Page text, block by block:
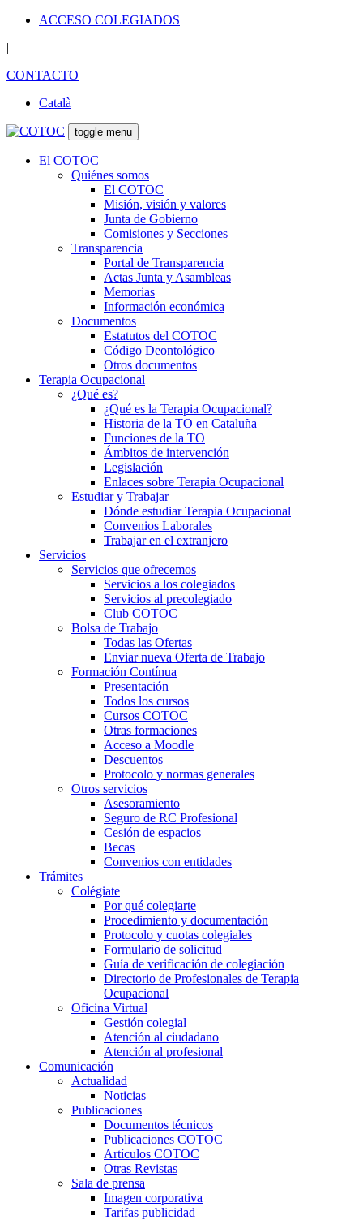
ACCESO COLEGIADOS
|
CONTACTO |
Català
toggle menu
El COTOC
Quiénes somos
El COTOC
Misión, visión y valores
Junta de Gobierno
Comisiones y Secciones
Transparencia
Portal de Transparencia
Actas Junta y Asambleas
Memorias
Información económica
Documentos
Estatutos del COTOC
Código Deontológico
Otros documentos
Terapia Ocupacional
¿Qué es?
¿Qué es la Terapia Ocupacional?
Historia de la TO en Cataluña
Funciones de la TO
Ámbitos de intervención
Legislación
Enlaces sobre Terapia Ocupacional
Estudiar y Trabajar
Dónde estudiar Terapia Ocupacional
Convenios Laborales
Trabajar en el extranjero
Servicios
Servicios que ofrecemos
Servicios a los colegiados
Servicios al precolegiado
Club COTOC
Bolsa de Trabajo
Todas las Ofertas
Enviar nueva Oferta de Trabajo
Formación Contínua
Presentación
Todos los cursos
Cursos COTOC
Otras formaciones
Acceso a Moodle
Descuentos
Protocolo y normas generales
Otros servicios
Asesoramiento
Seguro de RC Profesional
Cesión de espacios
Becas
Convenios con entidades
Trámites
Colégiate
Por qué colegiarte
Procedimiento y documentación
Protocolo y cuotas colegiales
Formulario de solicitud
Guía de verificación de colegiación
Directorio de Profesionales de Terapia
Ocupacional
Oficina Virtual
Gestión colegial
Atención al ciudadano
Atención al profesional
Comunicación
Actualidad
Noticias
Publicaciones
Documentos técnicos
Publicaciones COTOC
Artículos COTOC
Otras Revistas
Sala de prensa
Imagen corporativa
Tarifas publicidad